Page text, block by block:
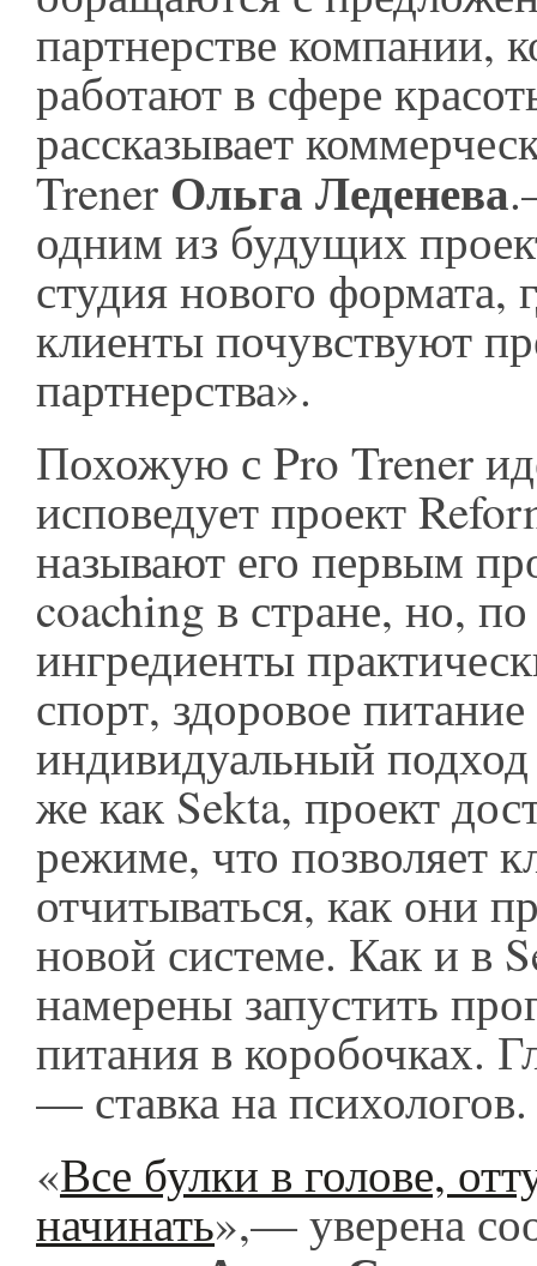
партнерстве компании,
работают в сфере
рассказывает
Trener Ольга Леденева
одним из будущих
студия нового формата,
клиенты почувствуют
партнерства».
Похожую с Pro Trener
исповедует проект
называют его первым
coaching в стране, но,
ингредиенты
спорт, здоровое
индивидуальный
же как Sekta, проект
режиме, что позволяет
отчитываться, как они
новой системе. Как и в
намерены запустить
питания в коробочках.
— ставка на психологов.
«Все булки в голове,
начинать»,— уверена